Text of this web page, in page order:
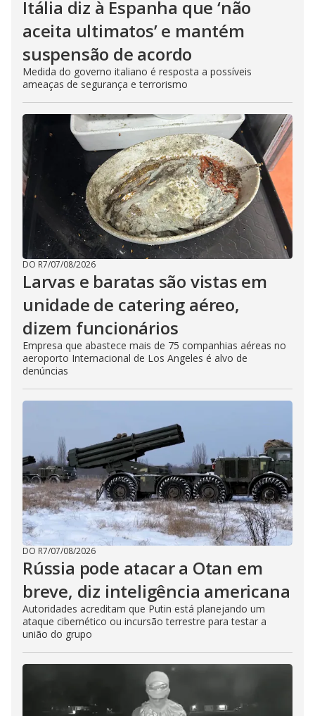
Itália diz à Espanha que ‘não
aceita ultimatos’ e mantém
suspensão de acordo
Medida do governo italiano é resposta a possíveis
ameaças de segurança e terrorismo
DO R7/07/08/2026
Larvas e baratas são vistas em
unidade de catering aéreo,
dizem funcionários
Empresa que abastece mais de 75 companhias aéreas no
aeroporto Internacional de Los Angeles é alvo de
denúncias
DO R7/07/08/2026
Rússia pode atacar a Otan em
breve, diz inteligência americana
Autoridades acreditam que Putin está planejando um
ataque cibernético ou incursão terrestre para testar a
união do grupo